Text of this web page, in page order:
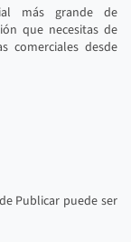
más grande de
que necesitas de
comerciales desde
Publicar puede ser